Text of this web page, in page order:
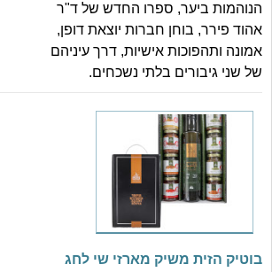
הנוהמות ביער, ספרו החדש של ד"ר
אהוד פירר, בוחן חברות יוצאת דופן,
אמונה ותהפוכות אישיות, דרך עיניהם
של שני גיבורים בלתי נשכחים.
בוטיק הזית משיק מארזי שי לחג